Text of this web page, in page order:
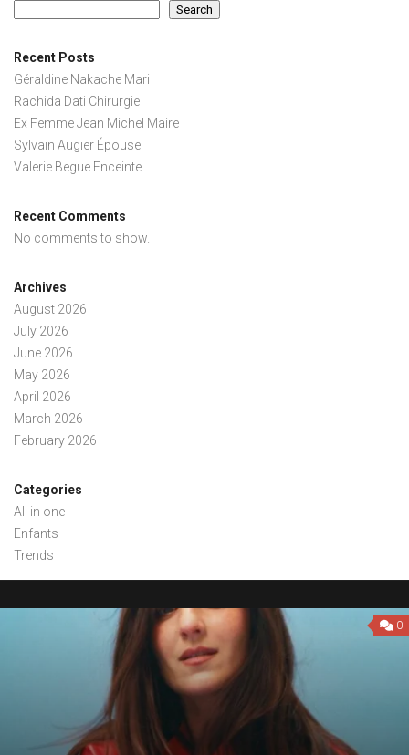
Search
Recent Posts
Géraldine Nakache Mari
Rachida Dati Chirurgie
Ex Femme Jean Michel Maire
Sylvain Augier Épouse
Valerie Begue Enceinte
Recent Comments
No comments to show.
Archives
August 2026
July 2026
June 2026
May 2026
April 2026
March 2026
February 2026
Categories
All in one
Enfants
Trends
0